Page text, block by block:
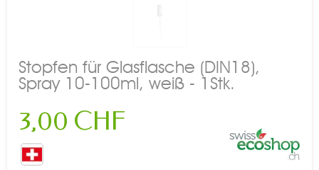
Stopfen für Glasflasche (DIN18),
Spray 10-100ml, weiß - 1Stk.
3,00 CHF